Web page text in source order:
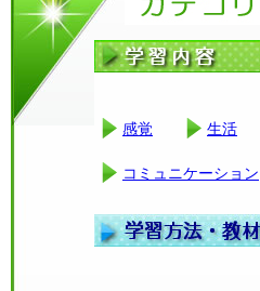
感覚 生活
コミュニケーション